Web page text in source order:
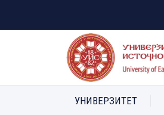
УНИВЕРЗИТЕТ